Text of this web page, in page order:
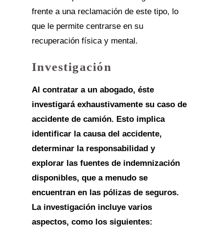
frente a una reclamación de este tipo, lo
que le permite centrarse en su
recuperación física y mental.
Investigación
Al contratar a un abogado, éste
investigará exhaustivamente su caso de
accidente de camión. Esto implica
identificar la causa del accidente,
determinar la responsabilidad y
explorar las fuentes de indemnización
disponibles, que a menudo se
encuentran en las pólizas de seguros.
La investigación incluye varios
aspectos, como los siguientes: